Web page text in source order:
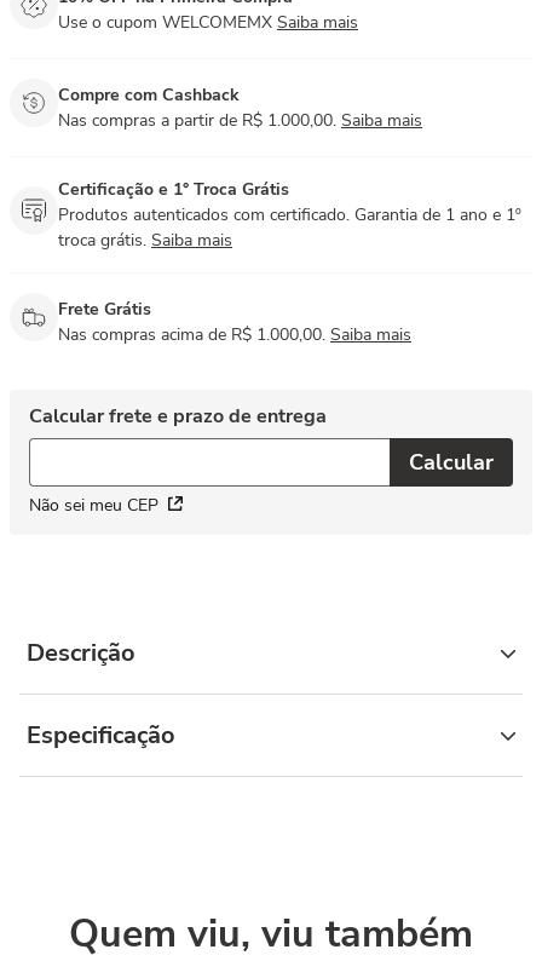
Use o cupom WELCOMEMX Saiba mais
Compre com Cashback
Nas compras a partir de R$ 1.000,00. Saiba mais
Certificação e 1° Troca Grátis
Produtos autenticados com certificado. Garantia de 1 ano e 1º
troca grátis. Saiba mais
Frete Grátis
Nas compras acima de R$ 1.000,00. Saiba mais
Não sei meu CEP
Descrição
Especificação
Quem viu, viu também